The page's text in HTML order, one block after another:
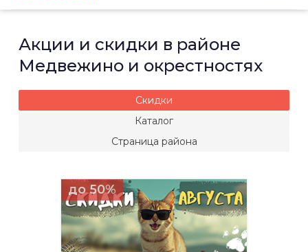
Акции и скидки в районе
Медвежино и окрестностях
Скидки
Каталог
Страница района
до 50%